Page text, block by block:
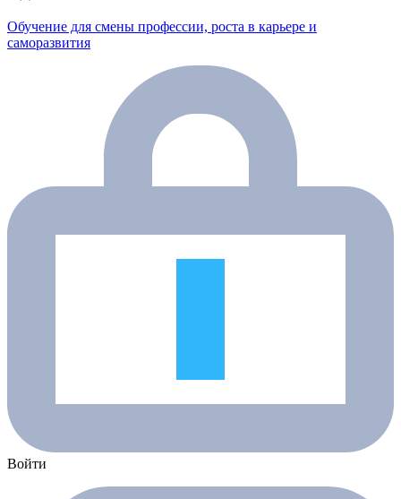
Обучение для смены профессии, роста в карьере и
саморазвития
Войти